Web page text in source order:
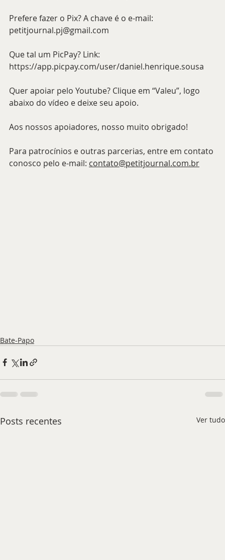
Prefere fazer o Pix? A chave é o e-mail:
petitjournal.pj@gmail.com
Que tal um PicPay? Link:
https://app.picpay.com/user/daniel.henrique.sousa
Quer apoiar pelo Youtube? Clique em “Valeu”, logo
abaixo do vídeo e deixe seu apoio.
Aos nossos apoiadores, nosso muito obrigado!
Para patrocínios e outras parcerias, entre em contato
conosco pelo e-mail: contato@petitjournal.com.br
Bate-Papo
Posts recentes Ver tudo